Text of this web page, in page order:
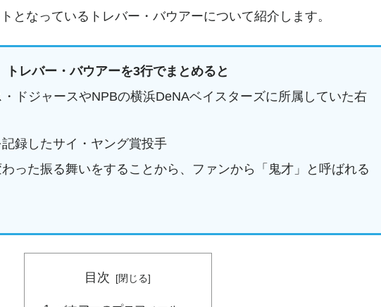
となっているトレバー・バウアーについて紹介します。
トレバー・バウアーを3行でまとめると
ドジャースやNPBの横浜DeNAベイスターズに所属していた右
録したサイ・ヤング賞投手
った振る舞いをすることから、ファンから「鬼才」と呼ばれる
目次